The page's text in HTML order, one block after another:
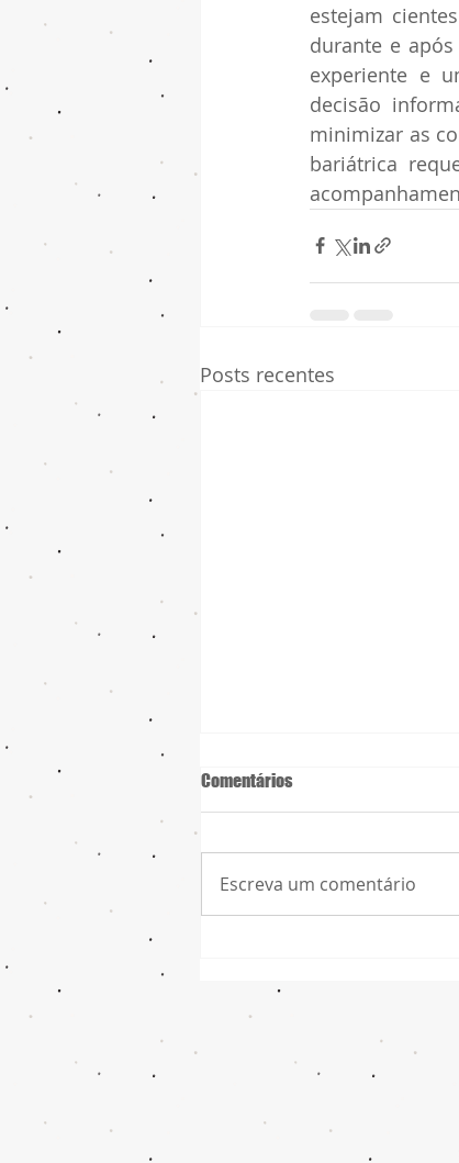
estejam
durante e
experiente e
decisão
minimizar as
bariátrica
Posts recentes
Comentários
Escreva um comentário